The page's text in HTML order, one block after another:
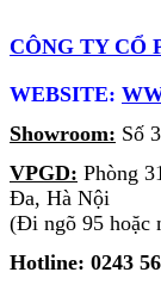
CÔNG TY CỔ
WEBSITE:
Showroom: Số
VPGD: Phòng
Đa, Hà Nội
(Đi ngõ 95 hoặc
Hotline: 0243